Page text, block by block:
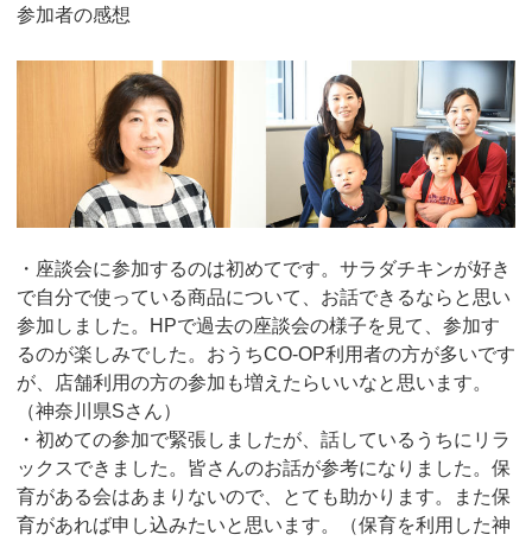
参加者の感想
・座談会に参加するのは初めてです。サラダチキンが好き
で自分で使っている商品について、お話できるならと思い
参加しました。HPで過去の座談会の様子を見て、参加す
るのが楽しみでした。おうちCO-OP利用者の方が多いです
が、店舗利用の方の参加も増えたらいいなと思います。
（神奈川県Sさん）
・初めての参加で緊張しましたが、話しているうちにリラ
ックスできました。皆さんのお話が参考になりました。保
育がある会はあまりないので、とても助かります。また保
育があれば申し込みたいと思います。（保育を利用した神